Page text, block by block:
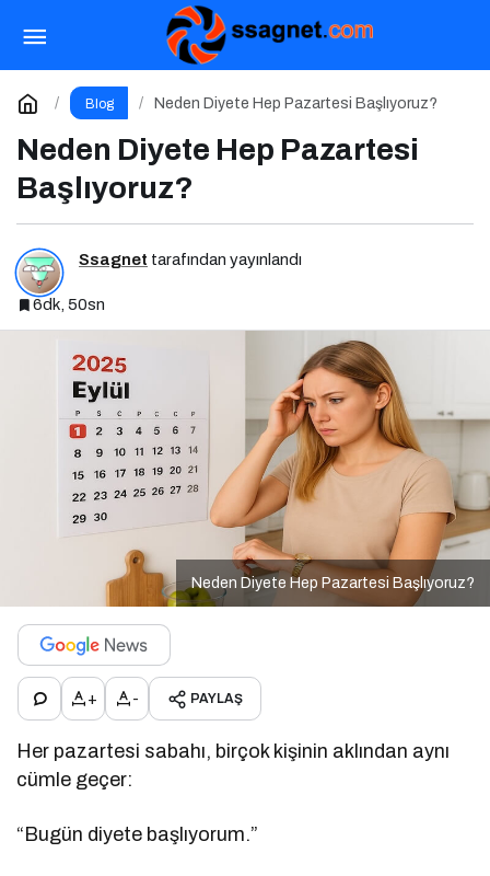
Blog Neden Diyete Hep Pazartesi Başlıyoruz?
Neden Diyete Hep Pazartesi
Başlıyoruz?
Ssagnet tarafından yayınlandı
6dk, 50sn
Neden Diyete Hep Pazartesi Başlıyoruz?
+ - PAYLAŞ
Her pazartesi sabahı, birçok kişinin aklından aynı
cümle geçer:
“Bugün diyete başlıyorum.”
Marka Konumlandırma Nedir? Niye Önemlidir?
Nasıl Yapılır?
Yorum Yap